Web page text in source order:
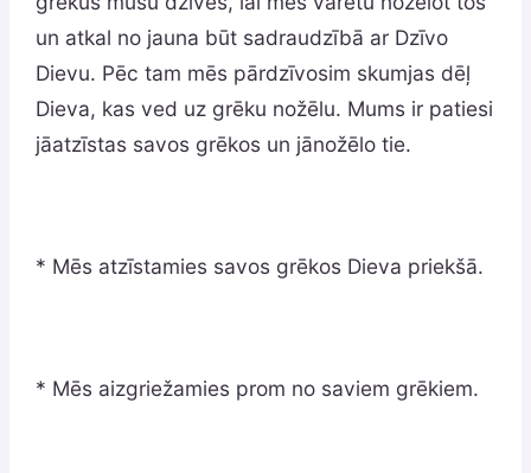
un atkal no jauna būt sadraudzībā ar Dzīvo
Dievu. Pēc tam mēs pārdzīvosim skumjas dēļ
Dieva, kas ved uz grēku nožēlu. Mums ir patiesi
jāatzīstas savos grēkos un jānožēlo tie.
* Mēs atzīstamies savos grēkos Dieva priekšā.
* Mēs aizgriežamies prom no saviem grēkiem.